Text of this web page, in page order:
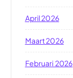
April 2026
Maart 2026
Februari 2026